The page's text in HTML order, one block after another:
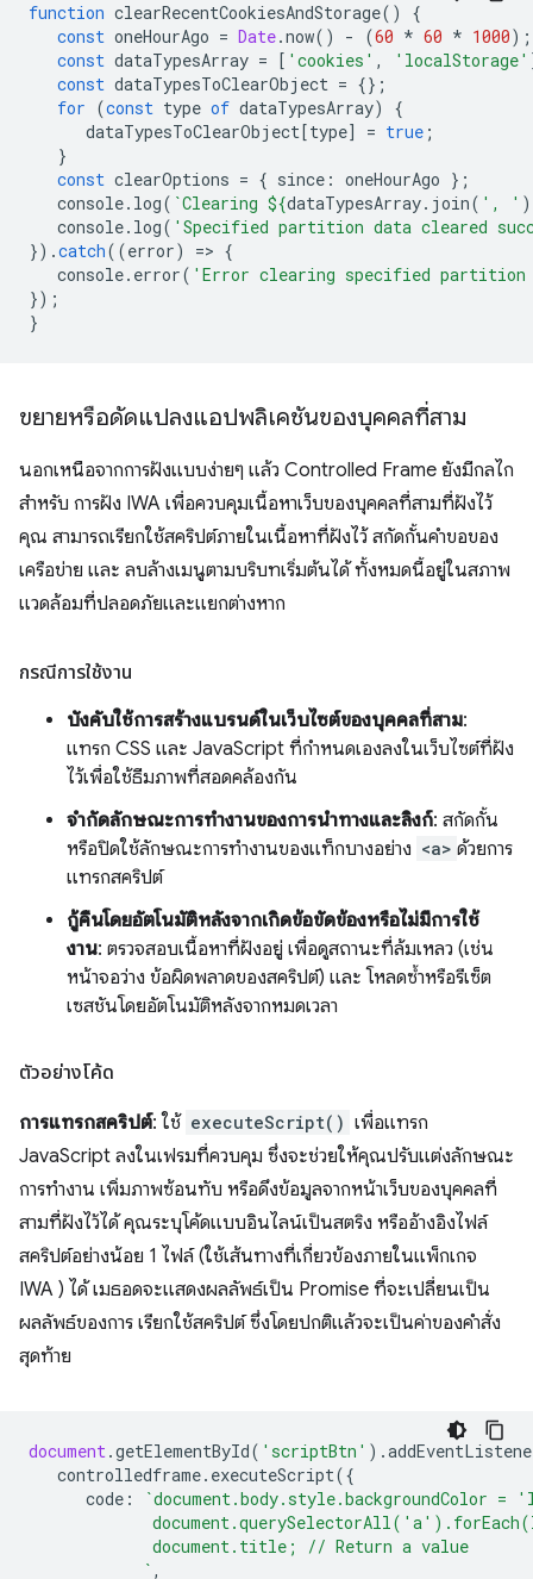
function clearRecentCookiesAndStorage()
{
const oneHourAgo = Date.now() - (60 * 60 * 1000);
const dataTypesArray = [ 'cookies' , 'localStorage'
const dataTypesToClearObject = {};
for (const type of dataTypesArray)
{
dataTypesToClearObject[type] = true ;
}
const clearOptions = { since : oneHourAgo };
console. log( `Clearing ${dataTypesArray. join( ', ' )
console. log( 'Specified partition data cleared
}).catch((error) => {
console. error( 'Error clearing specified
});
}
ขยายหรือดัดแปลงแอปพลิเคชันของบุคคลที่สาม
นอกเหนือจากการฝังแบบง่ายๆ แล้ว Controlled Frame ยังมีกลไก
สำหรับ การฝัง IWA เพื่อควบคุมเนื้อหาเว็บของบุคคลที่สามที่ฝังไว้
คุณ สามารถเรียกใช้สคริปต์ภายในเนื้อหาที่ฝังไว้ สกัดกั้นคำขอของ
เครือข่าย และ ลบล้างเมนูตามบริบทเริ่มต้นได้ ทั้งหมดนี้อยู่ในสภาพ
แวดล้อมที่ปลอดภัยและแยกต่างหาก
กรณีการใช้งาน
บังคับใช้การสร้างแบรนด์ในเว็บไซต์ของบุคคลที่สาม:
แทรก CSS และ JavaScript ที่กำหนดเองลงในเว็บไซต์ที่ฝัง
ไว้เพื่อใช้ธีมภาพที่สอดคล้องกัน
จำกัดลักษณะการทำงานของการนำทางและลิงก์: สกัดกั้น
หรือปิดใช้ลักษณะการทำงานของแท็กบางอย่าง <a> ด้วยการ
แทรกสคริปต์
กู้คืนโดยอัตโนมัติหลังจากเกิดข้อขัดข้องหรือไม่มีการใช้
งาน: ตรวจสอบเนื้อหาที่ฝังอยู่ เพื่อดูสถานะที่ล้มเหลว (เช่น
หน้าจอว่าง ข้อผิดพลาดของสคริปต์) และ โหลดซ้ำหรือรีเซ็ต
เซสชันโดยอัตโนมัติหลังจากหมดเวลา
ตัวอย่างโค้ด
การแทรกสคริปต์: ใช้ executeScript() เพื่อแทรก
JavaScript ลงในเฟรมที่ควบคุม ซึ่งจะช่วยให้คุณปรับแต่งลักษณะ
การทำงาน เพิ่มภาพซ้อนทับ หรือดึงข้อมูลจากหน้าเว็บของบุคคลที่
สามที่ฝังไว้ได้ คุณระบุโค้ดแบบอินไลน์เป็นสตริง หรืออ้างอิงไฟล์
สคริปต์อย่างน้อย 1 ไฟล์ (ใช้เส้นทางที่เกี่ยวข้องภายในแพ็กเกจ
IWA ) ได้ เมธอดจะแสดงผลลัพธ์เป็น Promise ที่จะเปลี่ยนเป็น
ผลลัพธ์ของการ เรียกใช้สคริปต์ ซึ่งโดยปกติแล้วจะเป็นค่าของคำสั่ง
สุดท้าย
document.getElementById( 'scriptBtn' ).
controlledframe. executeScript({
code :
`document.body.style.backgroundColor
             document.title; // Return a value
            `
,